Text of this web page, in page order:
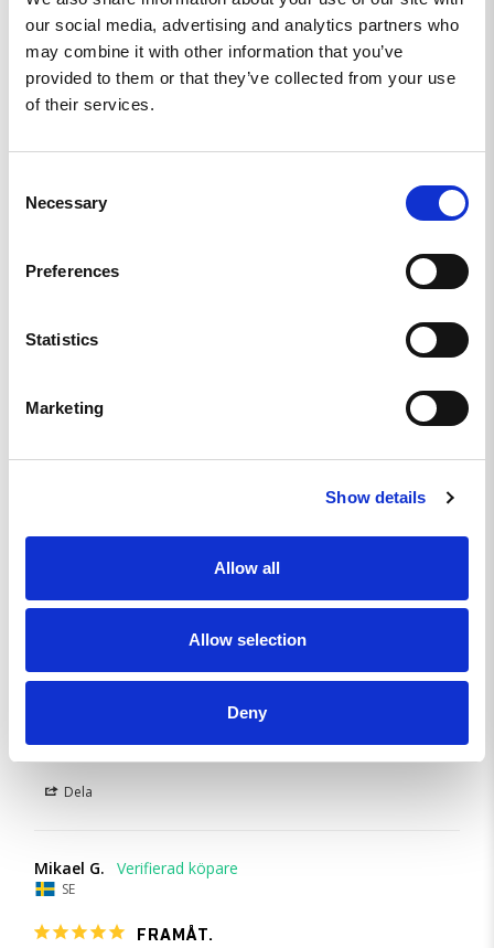
our social media, advertising and analytics partners who
may combine it with other information that you’ve
provided to them or that they’ve collected from your use
of their services.
Selection
Necessary
Preferences
Statistics
Marketing
Show details
Allow all
Allow selection
Deny
Skriv en recension
SE
Din kvalitet på tyget. Rätt storlek. Dock är trycket inte det
Arvidsjaur bågen - Black Tee - S
SE
Trycket upplevs aningen blekt, ”genomskinligt”. Inte så gult
som jag förväntade mig det.
Arvidsjaur bågen - Black Tee - L
Dela
Mikael G.
SE
FRAMÅT.